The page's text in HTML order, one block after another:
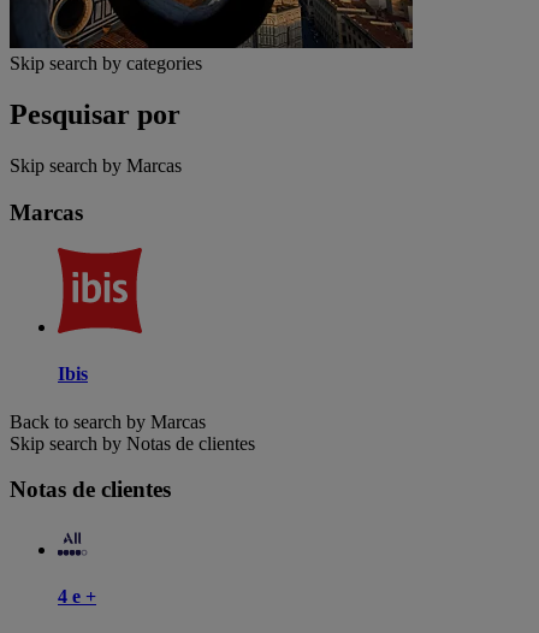
Skip search by categories
Pesquisar por
Skip search by Marcas
Marcas
Ibis
Back to search by Marcas
Skip search by Notas de clientes
Notas de clientes
4 e +